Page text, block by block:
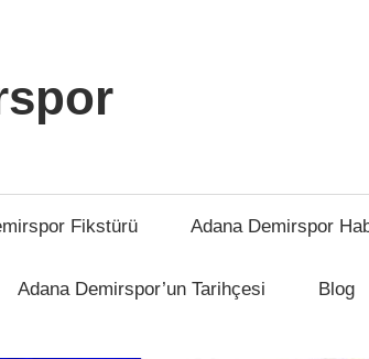
Fikstürü Adana Demirspor
Adana Demirspor’un Tarihçesi Blog